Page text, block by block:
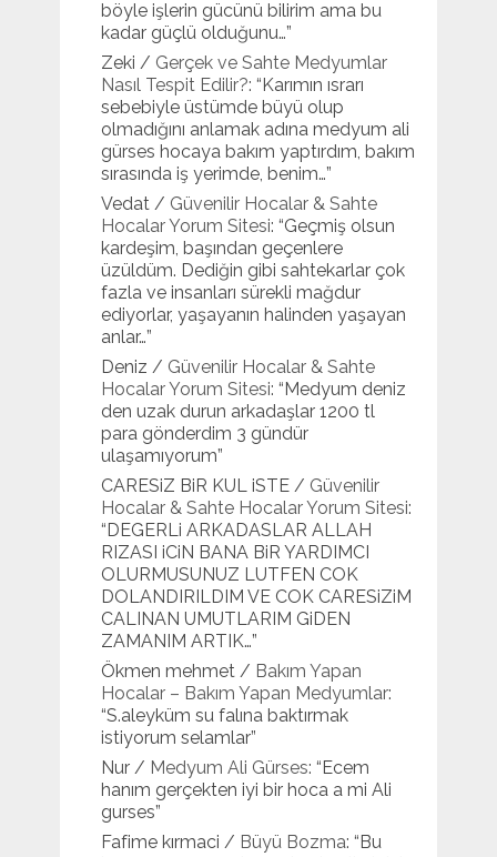
böyle işlerin gücünü bilirim ama bu
kadar güçlü olduğunu…”
Zeki / Gerçek ve Sahte Medyumlar
Nasıl Tespit Edilir?: “ Karımın ısrarı
sebebiyle üstümde büyü olup
olmadığını anlamak adına medyum ali
gürses hocaya bakım yaptırdım, bakım
sırasında iş yerimde, benim…”
Vedat/ Güvenilir Hocalar & Sahte
Hocalar Yorum Sitesi: “Geçmiş olsun
kardeşim, başından geçenlere
üzüldüm. Dediğin gibi sahtekarlar çok
fazla ve insanları sürekli mağdur
ediyorlar, yaşayanın halinden yaşayan
anlar…”
Deniz / Güvenilir Hocalar & Sahte
Hocalar Yorum Sitesi: “ Medyum deniz
den uzak durun arkadaşlar 1200 tl
para gönderdim 3 gündür
ulaşamıyorum”
CARESiZ BiR KUL iSTE/ Güvenilir
Hocalar & Sahte Hocalar Yorum Sitesi:
“ DEGERLi ARKADASLAR ALLAH
RIZASI iCiN BANA BiR YARDIMCI
OLURMUSUNUZ LUTFEN COK
DOLANDIRILDIM VE COK CARESiZiM
CALINAN UMUTLARIM GiDEN
ZAMANIM ARTIK…”
Ökmen mehmet/ Bakım Yapan
Hocalar – Bakım Yapan Medyumlar:
“S.aleyküm su falına baktırmak
istiyorum selamlar”
Nur/ Medyum Ali Gürses: “ Ecem
hanım gerçekten iyi bir hoca a mi Ali
gurses”
Fafime kırmaci / Büyü Bozma: “ Bu